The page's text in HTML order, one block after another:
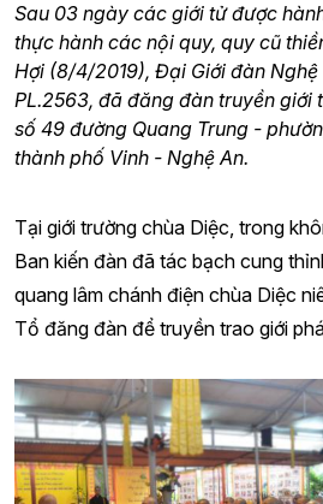
Sau 03 ngày các giới tử được
thực hành các nội quy, quy cũ
Hợi (8/4/2019), Đại Giới đàn Nghệ
PL.2563, đã đăng đàn truyền giới
số 49 đường Quang Trung -
thành phố Vinh - Nghệ An.
Tại giới trường chùa Diệc, trong
Ban kiến đàn đã tác bạch cung
quang lâm chánh điện chùa Diệc
Tổ đăng đàn để truyền trao giới